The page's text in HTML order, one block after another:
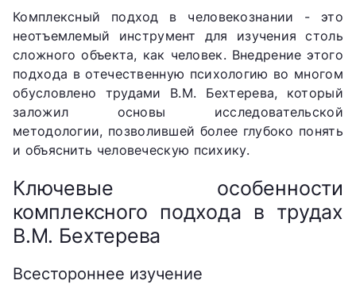
Комплексный подход в человекознании - это
неотъемлемый инструмент для изучения столь
сложного объекта, как человек. Внедрение этого
подхода в отечественную психологию во многом
обусловлено трудами В.М. Бехтерева, который
заложил основы исследовательской
методологии, позволившей более глубоко понять
и объяснить человеческую психику.
Ключевые особенности
комплексного подхода в трудах
В.М. Бехтерева
Всестороннее изучение